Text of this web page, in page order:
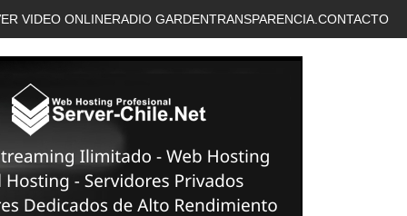
VIDEO ONLINERADIO GARDENTRANSPARENCIA. CONTACTO